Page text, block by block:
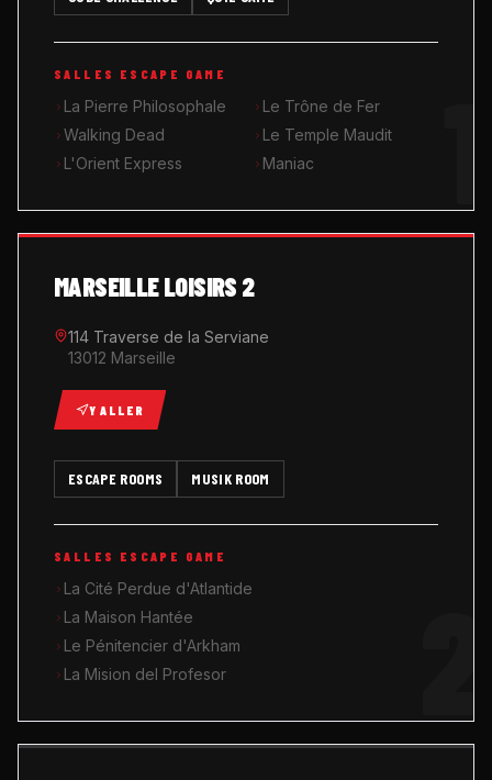
MUSIK ROOM KARAOKÉ
QUIZ GAME
SALLES ESCAPE GAME
La Pierre Philosophale
Le Trône de Fer
Walking Dead
Le Temple Maudit
L'Orient Express
Maniac
MARSEILLE LOISIRS 2
114 Traverse de la Serviane
13012 Marseille
Y ALLER
ESCAPE ROOMS MUSIK ROOM
SALLES ESCAPE GAME
La Cité Perdue d'Atlantide
La Maison Hantée
Le Pénitencier d'Arkham
La Mision del Profesor